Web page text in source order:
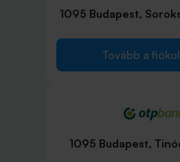
1095 Budapest,
Tovább a
1095 Budapest,